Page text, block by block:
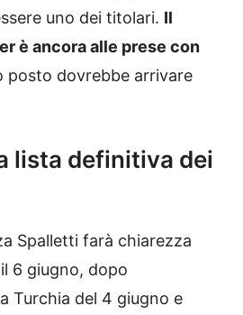
uno dei titolari. Il
è ancora alle prese con
posto dovrebbe arrivare
lista definitiva dei
Spalletti farà chiarezza
6 giugno, dopo
Turchia del 4 giugno e